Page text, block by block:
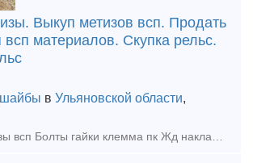
Выкуп метизов всп. Продать
всп материалов. Скупка рельс.
шайбы в Ульяновской области,
Выкупаем метизы всп Болты гайки клемма пк Жд накладки подкладки, костыли жд Выкуп материалов всп Нам можно продать рельсы железнодорожные. Крановые рельсы. Узкой колеи. Стрелочный перевод. Трамвай